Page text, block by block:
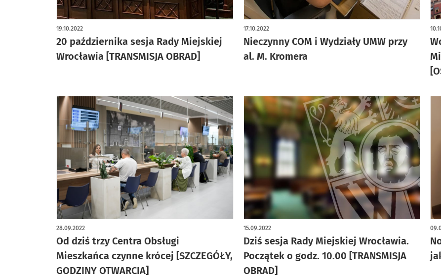
20 października sesja Rady Miejskiej
Wrocławia [TRANSMISJA OBRAD]
19.10.2022
Nieczynny COM i Wydziały UMW przy
al. M. Kromera
17.10.2022
Od dziś trzy Centra Obsługi
Mieszkańca czynne krócej [SZCZEGÓŁY,
GODZINY OTWARCIA]
28.09.2022
Dziś sesja Rady Miejskiej Wrocławia.
Początek o godz. 10.00 [TRANSMISJA
OBRAD]
15.09.2022